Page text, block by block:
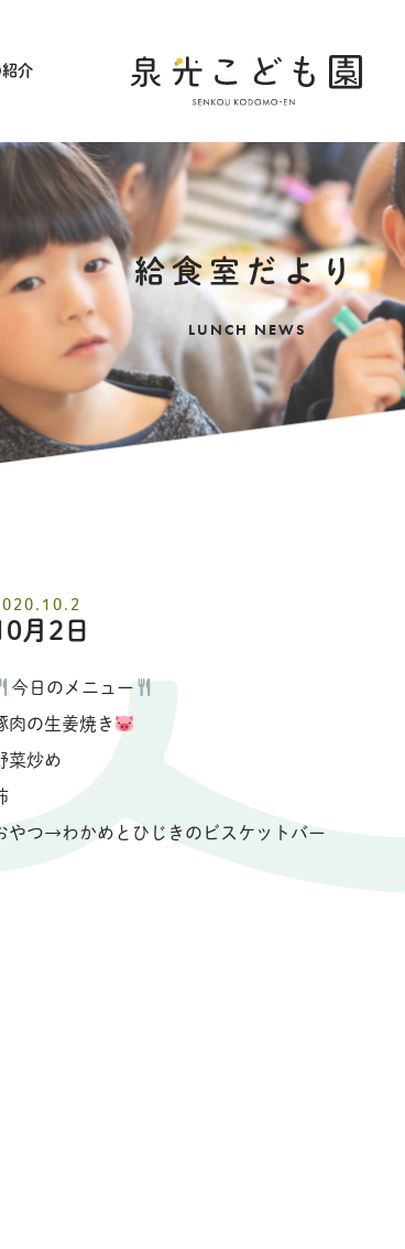
介
給食室だより
LUNCH NEWS
月2日
今日のメニュー
肉の生姜焼き
菜炒め
やつ→わかめとひじきのビスケットバー
採用情報
アクセス